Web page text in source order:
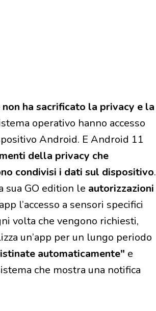
ha sacrificato la privacy e la
operativo hanno accesso
Android. E Android 11
della privacy che
condivisi i dati sul dispositivo.
sua GO edition le autorizzazioni
l’accesso a sensori specifici
volta che vengono richiesti,
un’app per un lungo periodo
automaticamente" e
che mostra una notifica